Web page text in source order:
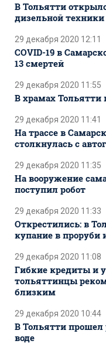
В Тольятти
дизельной
29 декабря 2020 12:11
COVID-19 в
13 смертей
29 декабря 2020 11:55
В храмах Тольятти
29 декабря 2020 11:41
На трассе в
столкнулась с
29 декабря 2020 11:35
На вооружение
поступил робот
29 декабря 2020 11:33
Открестились: в
купание в проруби
29 декабря 2020 11:08
Гибкие кредиты и
тольяттинцы
близким
29 декабря 2020 10:44
В Тольятти
воде